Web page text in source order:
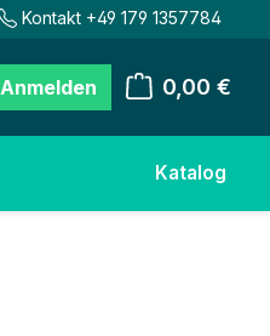
Kontakt +49 179 1357784
Anmelden 0,00 €
Katalog